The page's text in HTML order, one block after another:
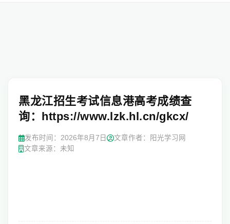
黑龙江招生考试信息港高考成绩查
询：https://www.lzk.hl.cn/gkcx/
发布时间： 2026年8月7日
文章作者：阳光学习网
文章来源：未知